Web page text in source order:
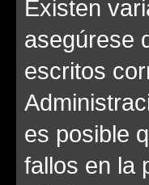
Existen
asegúrese
escritos
es posible
fallos en la